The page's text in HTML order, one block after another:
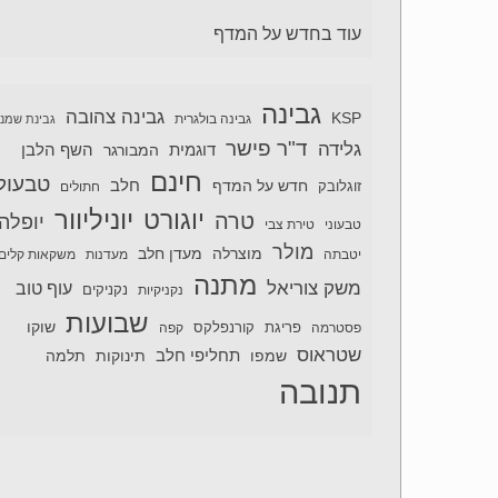
עוד בחדש על המדף
KSP גבינה גבינה בולגרית גבינה צהובה גבינת
גלידה ד"ר פישר דוגמית המבורגר השף הלבן
זוגלובק חדש על המדף חינם חלב חתולים
טבעוני טירת צבי טרה יוגורט יוניליוור
יטבתה מולר מוצרלה מעדן חלב מעדנות משקאות
משק צוריאל מתנה נקניקיות נקניקים עוף טוב
פסטרמה פריגת קורנפלקס קפה שבועות שוקו
שטראוס שמפו תחליפי חלב תינוקות תלמה
תנובה